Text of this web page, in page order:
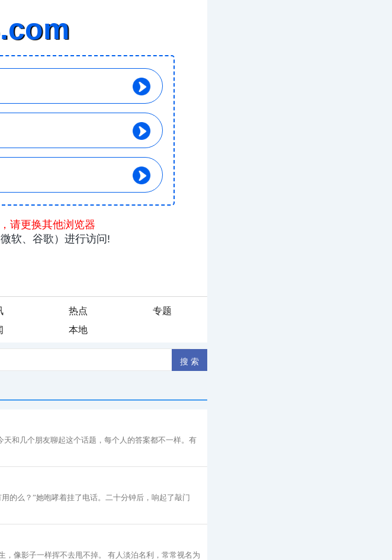
热点
专题
本地
和几个朋友聊起这个话题，每个人的答案都不一样。有
的么？”她咆哮着挂了电话。二十分钟后，响起了敲门
，像影子一样挥不去甩不掉。 有人淡泊名利，常常视名为